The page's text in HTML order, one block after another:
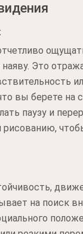
Это
вы берете
паузу и
на